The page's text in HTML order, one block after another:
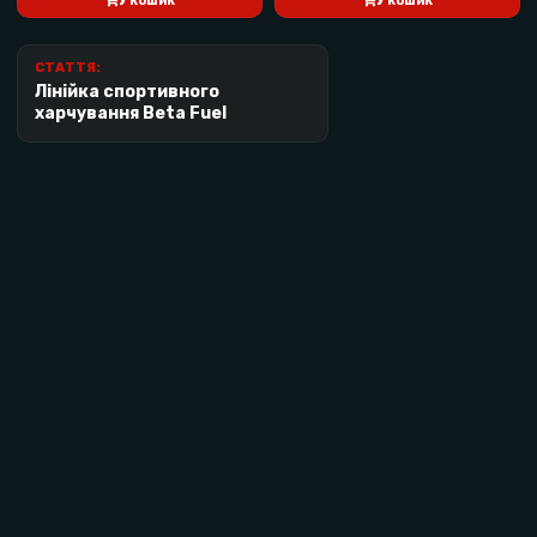
створюють хороші умови для подолання
марафонських та інтенсивних навантажень.
Ефективність спожитих вуглеводів
підвищується до 74%.
СТАТТЯ:
Лінійка спортивного
харчування Beta Fuel